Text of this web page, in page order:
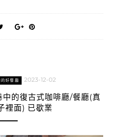
好餐廳 2023-12-02
中的復古式咖啡廳/餐廳(真
裡面) 已歇業